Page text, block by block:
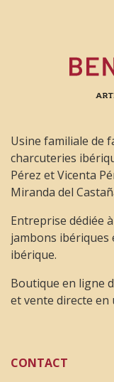
Usine familiale de
charcuteries
Pérez et Vicenta
Miranda del
Entreprise dédiée
jambons ibériques
ibérique.
Boutique en ligne
et vente directe en
CONTACT